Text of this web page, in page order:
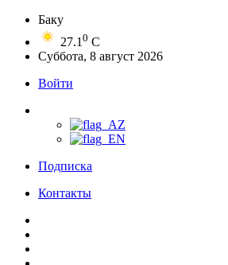
Баку
27.1 0 C
Суббота, 8 август 2026
Войти
Подписка
Контакты